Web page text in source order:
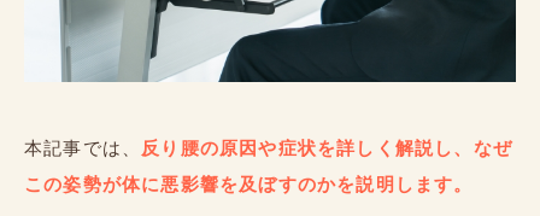
本記事では、
反り腰の原因や症状を詳しく解説し、なぜ
この姿勢が体に悪影響を及ぼすのかを説明します。